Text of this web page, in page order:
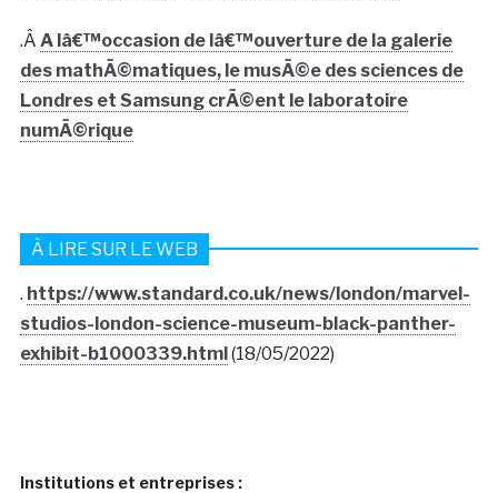
.Â A lâ€™occasion de lâ€™ouverture de la galerie
des mathÃ©matiques, le musÃ©e des sciences de
Londres et Samsung crÃ©ent le laboratoire
numÃ©rique
À LIRE SUR LE WEB
. https://www.standard.co.uk/news/london/marvel-
studios-london-science-museum-black-panther-
exhibit-b1000339.html(18/05/2022)
Institutions et entreprises :